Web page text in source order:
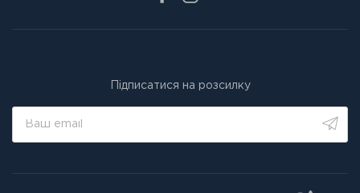
Підписатися на розсилку